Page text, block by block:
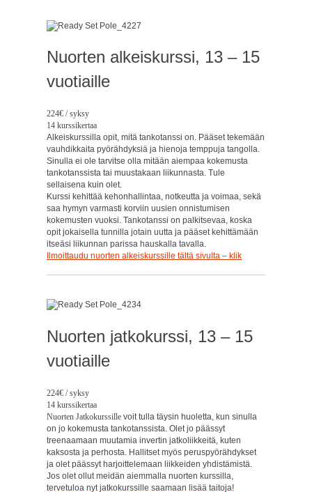
Nuorten alkeiskurssi, 13 – 15
vuotiaille
224€ / syksy
14 kurssikertaa
Alkeiskurssilla opit, mitä tankotanssi on. Pääset tekemään
vauhdikkaita pyörähdyksiä ja hienoja temppuja tangolla.
Sinulla ei ole tarvitse olla mitään aiempaa kokemusta
tankotanssista tai muustakaan liikunnasta. Tule
sellaisena kuin olet.
Kurssi kehittää kehonhallintaa, notkeutta ja voimaa, sekä
saa hymyn varmasti korviin uusien onnistumisen
kokemusten vuoksi. Tankotanssi on palkitsevaa, koska
opit jokaisella tunnilla jotain uutta ja pääset kehittämään
itseäsi liikunnan parissa hauskalla tavalla.
Ilmoittaudu nuorten alkeiskurssille tältä sivulta – klik
Nuorten jatkokurssi, 13 – 15
vuotiaille
224€ / syksy
14 kurssikertaa
Nuorten Jatkokurssille voit tulla täysin huoletta, kun sinulla
on jo kokemusta tankotanssista. Olet jo päässyt
treenaamaan muutamia invertin jatkoliikkeitä, kuten
kaksosta ja perhosta. Hallitset myös peruspyörähdykset
ja olet päässyt harjoittelemaan liikkeiden yhdistämistä.
Jos olet ollut meidän aiemmalla nuorten kurssilla,
tervetuloa nyt jatkokurssille saamaan lisää taitoja!